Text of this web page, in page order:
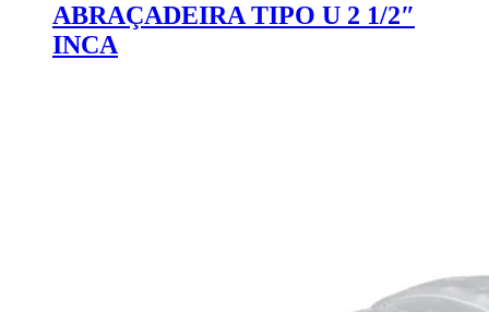
ABRAÇADEIRA TIPO U 2 1/2″
INCA